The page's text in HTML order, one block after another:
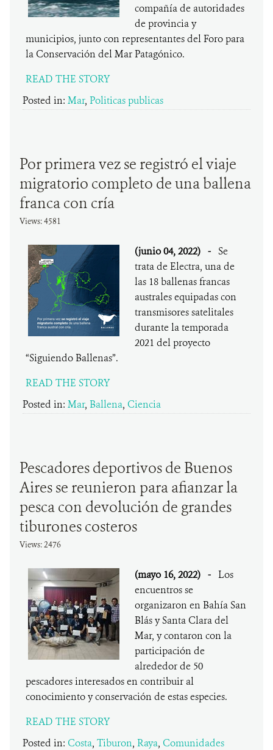
compañía de autoridades
de provincia y
municipios, junto con representantes del Foro para
la Conservación del Mar Patagónico.
READ THE STORY
Posted in: Mar, Politicas publicas
Por primera vez se registró el viaje
migratorio completo de una ballena
franca con cría
Views: 4581
(junio 04, 2022) - Se
trata de Electra, una de
las 18 ballenas francas
australes equipadas con
transmisores satelitales
durante la temporada
2021 del proyecto
“Siguiendo Ballenas”.
READ THE STORY
Posted in: Mar, Ballena, Ciencia
Pescadores deportivos de Buenos
Aires se reunieron para afianzar la
pesca con devolución de grandes
tiburones costeros
Views: 2476
(mayo 16, 2022) - Los
encuentros se
organizaron en Bahía San
Blás y Santa Clara del
Mar, y contaron con la
participación de
alrededor de 50
pescadores interesados en contribuir al
conocimiento y conservación de estas especies.
READ THE STORY
Posted in: Costa, Tiburon, Raya, Comunidades